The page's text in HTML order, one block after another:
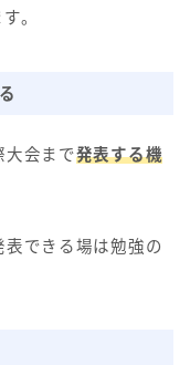
。
大会まで発表する機
できる場は勉強の